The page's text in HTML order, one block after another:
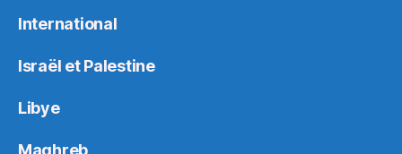
International
Israël et Palestine
Libye
Maghreb